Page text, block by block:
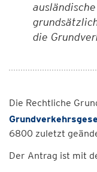
die
Die Rechtliche
6800 zuletzt
Der Antrag ist mit